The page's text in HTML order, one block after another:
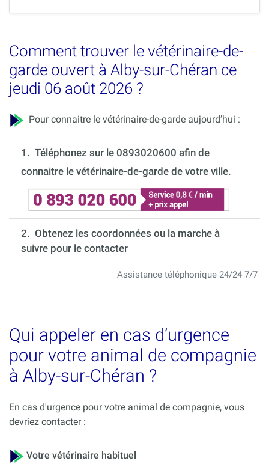
Comment trouver le vétérinaire-de-
garde ouvert à Alby-sur-Chéran ce
jeudi 06 août 2026 ?
Pour connaitre le vétérinaire-de-garde aujourd’hui :
1. Téléphonez sur le 0893020600 afin de
connaitre le vétérinaire-de-garde de votre ville.
2. Obtenez les coordonnées ou la marche à
suivre pour le contacter
Assistance téléphonique 24/24 7/7
Qui appeler en cas d’urgence
pour votre animal de compagnie
à Alby-sur-Chéran ?
En cas d'urgence pour votre animal de compagnie, vous
devriez contacter :
Votre vétérinaire habituel